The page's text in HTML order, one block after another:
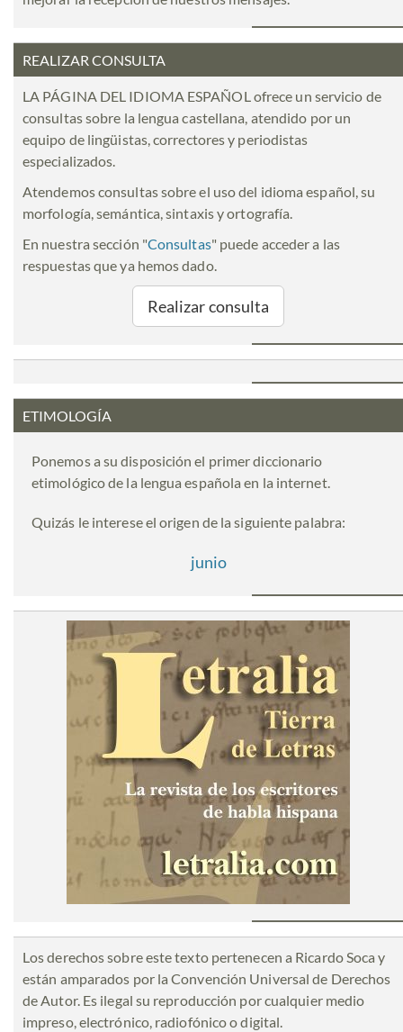
REALIZAR CONSULTA
LA PÁGINA DEL IDIOMA ESPAÑOL ofrece un servicio de
consultas sobre la lengua castellana, atendido por un
equipo de lingüistas, correctores y periodistas
especializados.
Atendemos consultas sobre el uso del idioma español, su
morfología, semántica, sintaxis y ortografía.
En nuestra sección "Consultas" puede acceder a las
respuestas que ya hemos dado.
Realizar consulta
ETIMOLOGÍA
Ponemos a su disposición el primer diccionario
etimológico de la lengua española en la internet.
Quizás le interese el origen de la siguiente palabra:
junio
Los derechos sobre este texto pertenecen a Ricardo Soca y
están amparados por la Convención Universal de Derechos
de Autor. Es ilegal su reproducción por cualquier medio
impreso, electrónico, radiofónico o digital.